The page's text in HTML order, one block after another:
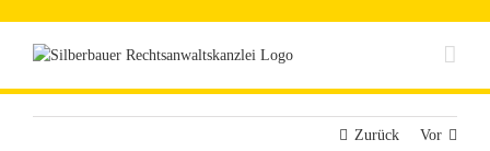
springen
Zurück Vor